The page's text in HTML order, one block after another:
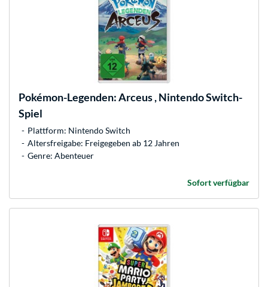
Pokémon-Legenden: Arceus , Nintendo Switch-
Spiel
Plattform: Nintendo Switch
Altersfreigabe: Freigegeben ab 12 Jahren
Genre: Abenteuer
Sofort verfügbar